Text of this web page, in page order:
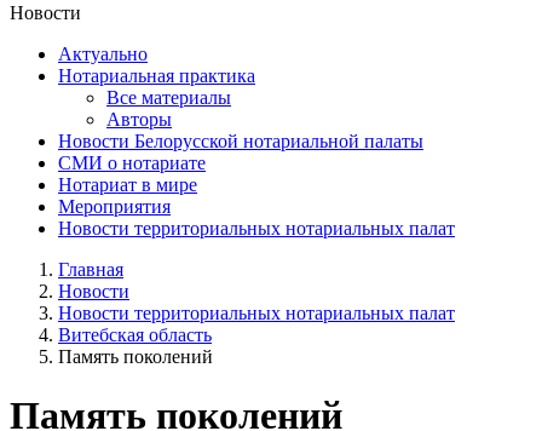
Новости
Актуально
Нотариальная практика
Все материалы
Авторы
Новости Белорусской нотариальной палаты
СМИ о нотариате
Нотариат в мире
Мероприятия
Новости территориальных нотариальных палат
Главная
Новости
Новости территориальных нотариальных палат
Витебская область
Память поколений
Память поколений